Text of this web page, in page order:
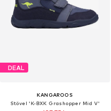
DEAL
KANGAROOS
Stövel 'K-BXK Grashopper Mid V'